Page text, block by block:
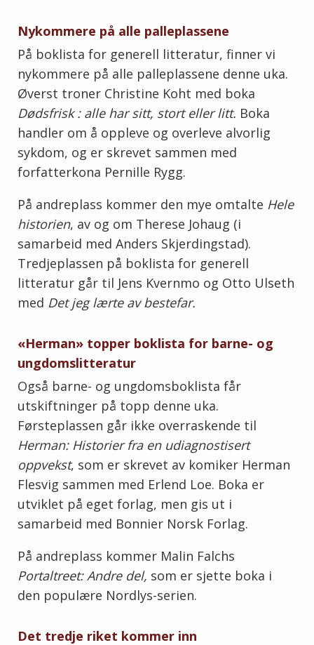
Nykommere på alle palleplassene
På boklista for generell litteratur, finner vi
nykommere på alle palleplassene denne uka.
Øverst troner Christine Koht med boka
Dødsfrisk : alle har sitt, stort eller litt. Boka
handler om å oppleve og overleve alvorlig
sykdom, og er skrevet sammen med
forfatterkona Pernille Rygg.
På andreplass kommer den mye omtalte Hele
historien, av og om Therese Johaug (i
samarbeid med Anders Skjerdingstad).
Tredjeplassen på boklista for generell
litteratur går til Jens Kvernmo og Otto Ulseth
med Det jeg lærte av bestefar.
«Herman» topper boklista for barne- og
ungdomslitteratur
Også barne- og ungdomsboklista får
utskiftninger på topp denne uka.
Førsteplassen går ikke overraskende til
Herman: Historier fra en udiagnostisert
oppvekst, som er skrevet av komiker Herman
Flesvig sammen med Erlend Loe. Boka er
utviklet på eget forlag, men gis ut i
samarbeid med Bonnier Norsk Forlag.
På andreplass kommer Malin Falchs
Portaltreet: Andre del, som er sjette boka i
den populære Nordlys-serien.
Det tredje riket kommer inn